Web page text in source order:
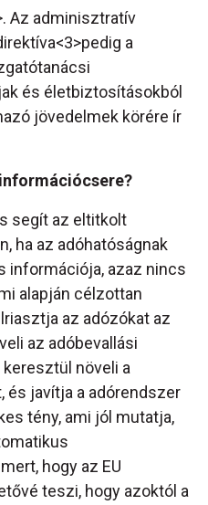
Az adminisztratív
a
és életbiztosításokból
jövedelmek körére ír
segít az eltitkolt
ha az adóhatóságnak
információja, azaz nincs
alapján célzottan
az adózókat az
az adóbevallási
növeli a
és javítja a adórendszer
tény, ami jól mutatja,
hogy az EU
teszi, hogy azoktól a